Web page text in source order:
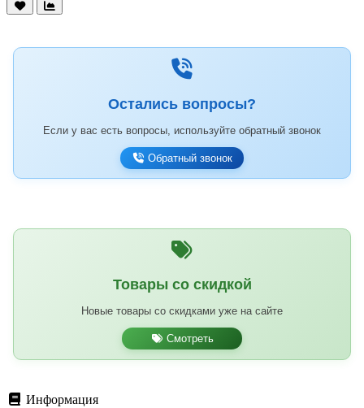
Остались вопросы?
Если у вас есть вопросы, используйте обратный звонок
Обратный звонок
Товары со скидкой
Новые товары со скидками уже на сайте
Смотреть
Информация